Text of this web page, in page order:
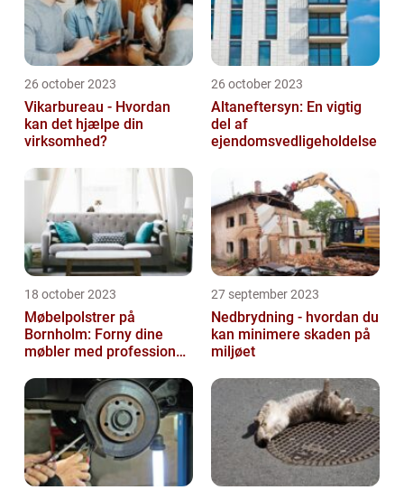
26 october 2023
Vikarbureau - Hvordan
kan det hjælpe din
virksomhed?
26 october 2023
Altaneftersyn: En vigtig
del af
ejendomsvedligeholdelse
18 october 2023
Møbelpolstrer på
Bornholm: Forny dine
møbler med professionel
27 september 2023
Nedbrydning - hvordan du
kan minimere skaden på
miljøet